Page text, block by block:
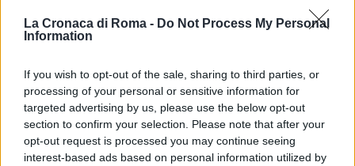
La Cronaca di Roma - Do Not Process My Personal
Information
If you wish to opt-out of the sale, sharing to third parties, or
processing of your personal or sensitive information for
targeted advertising by us, please use the below opt-out
section to confirm your selection. Please note that after your
opt-out request is processed you may continue seeing
interest-based ads based on personal information utilized by
presentarlo, ci sono state varie fasi amministrative:
rilevazioni archeologiche, ambientali, acustiche e di
quella finale“. La bozza definitiva però ancora non
c’è.
POTREBBE INTERESSARTI